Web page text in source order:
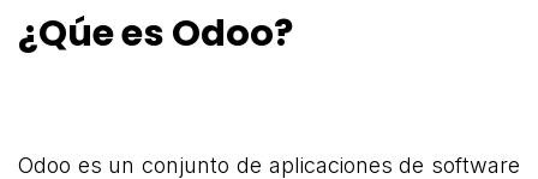
¿Qúe es Odoo?
Odoo es un conjunto de aplicaciones de software